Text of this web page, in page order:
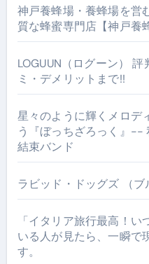
神戸養蜂場・養蜂場を営
質な蜂蜜専門店【神戸養
LOGUUN（ログーン）
ミ・デメリットまで!!
星々のように輝くメロデ
う『ぼっちざろっく』
結束バンド
ラビッド・ドッグズ （ブ
「イタリア旅行最高！
いる人が見たら、一瞬で
す。